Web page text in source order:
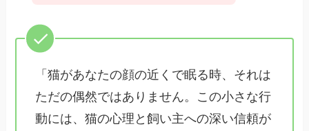
「猫があなたの顔の近くで眠る時、それは
ただの偶然ではありません。この小さな行
動には、猫の心理と飼い主への深い信頼が